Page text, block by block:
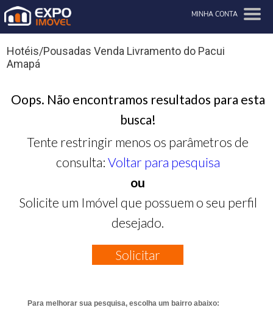
MINHA CONTA
Hotéis/Pousadas Venda Livramento do Pacui
Amapá
Oops. Não encontramos resultados para esta
busca!
Tente restringir menos os parâmetros de
consulta: Voltar para pesquisa
ou
Solicite um Imóvel que possuem o seu perfil
desejado.
Solicitar
Para melhorar sua pesquisa, escolha um bairro abaixo: